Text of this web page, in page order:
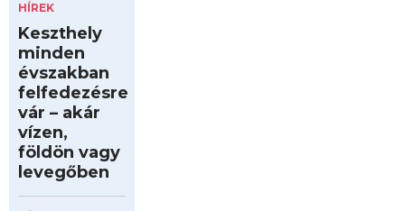
HÍREK
Keszthely
minden
évszakban
felfedezésre
vár – akár
vízen,
földön vagy
levegőben